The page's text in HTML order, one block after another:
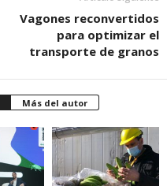
Vagones reconvertidos
para optimizar el
transporte de granos
Más del autor